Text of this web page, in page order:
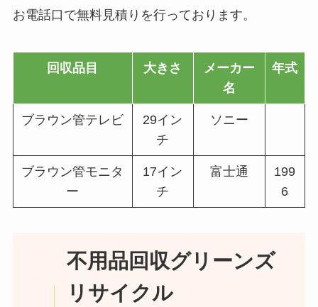
お電話口で無料見積りを行っております。
回収品目 大きさ
メーカー
名
年式
ブラウン管テレビ
29イン
チ
ソニー
ブラウン管モニタ
ー
17イン
チ
富士通
199
6
不用品回収グリーンズ
リサイクル